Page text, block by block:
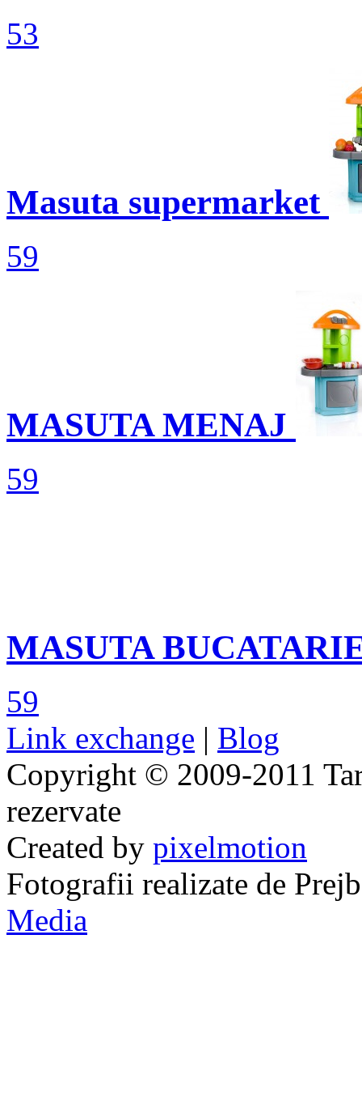
53
Masuta supermarket
59
MASUTA MENAJ
59
MASUTA
59
Link exchange | Blog
Copyright © 2009-2011
rezervate
Created by pixelmotion
Fotografii realizate de
Media